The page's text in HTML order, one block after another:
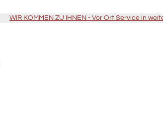
WIR KOMMEN ZU IHNEN - Vor Ort Service in